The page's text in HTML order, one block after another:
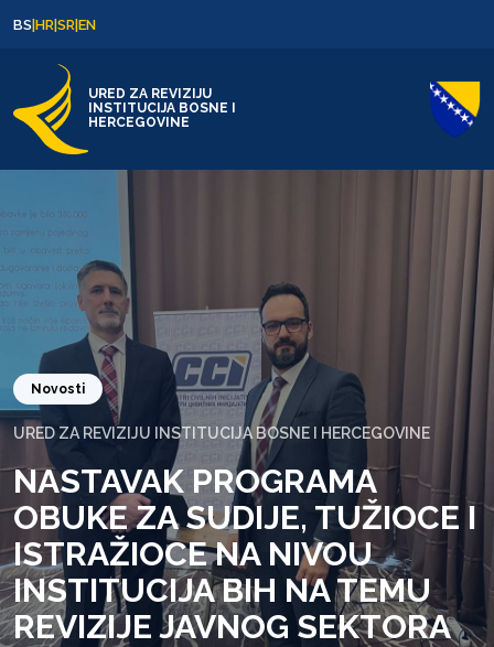
BS|HR|SR|EN
URED ZA REVIZIJU
INSTITUCIJA BOSNE I
HERCEGOVINE
Novosti
URED ZA REVIZIJU INSTITUCIJA BOSNE I HERCEGOVINE
NASTAVAK PROGRAMA
OBUKE ZA SUDIJE, TUŽIOCE I
ISTRAŽIOCE NA NIVOU
INSTITUCIJA BIH NA TEMU
REVIZIJE JAVNOG SEKTORA